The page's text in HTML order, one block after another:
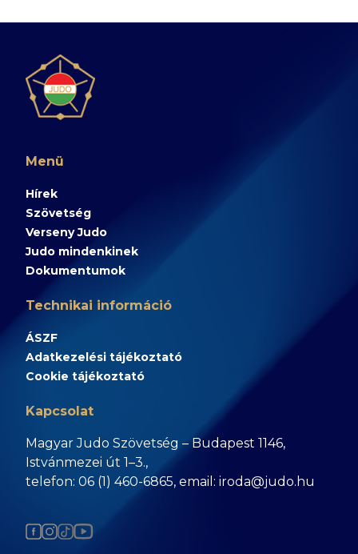
Menü
Hírek
Szövetség
Verseny Judo
Judo mindenkinek
Dokumentumok
Technikai információ
ÁSZF
Adatkezelési tájékoztató
Cookie tájékoztató
Kapcsolat
Magyar Judo Szövetség – Budapest 1146,
Istvánmezei út 1–3.,
telefon: 06 (1) 460-6865, email: iroda@judo.hu